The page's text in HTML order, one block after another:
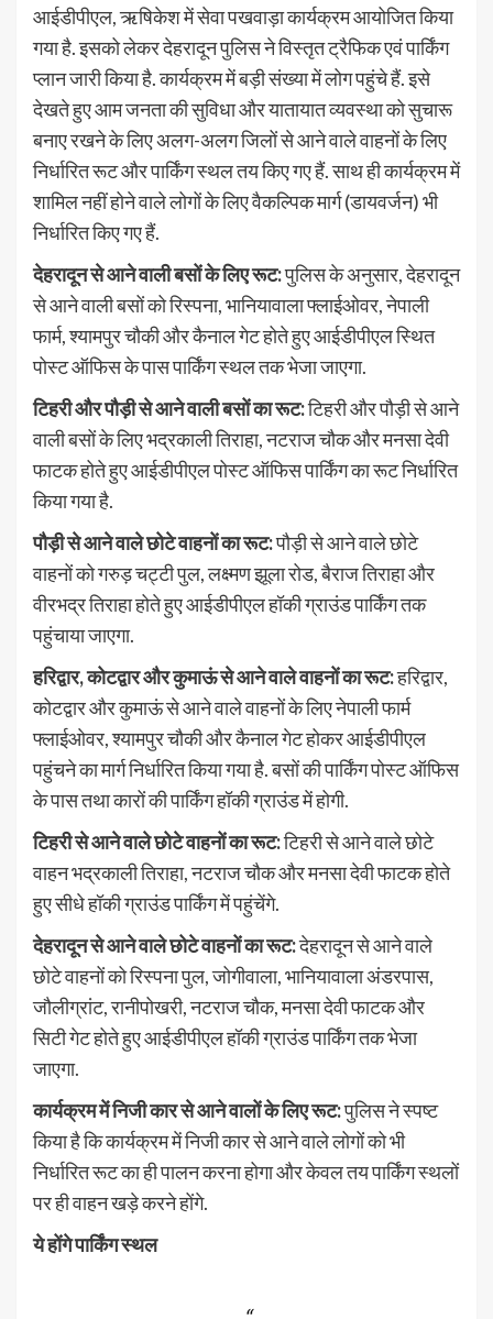
आईडीपीएल, ऋषिकेश में सेवा पखवाड़ा कार्यक्रम आयोजित किया
गया है. इसको लेकर देहरादून पुलिस ने विस्तृत ट्रैफिक एवं पार्किंग
प्लान जारी किया है. कार्यक्रम में बड़ी संख्या में लोग पहुंचे हैं. इसे
देखते हुए आम जनता की सुविधा और यातायात व्यवस्था को सुचारू
बनाए रखने के लिए अलग-अलग जिलों से आने वाले वाहनों के लिए
निर्धारित रूट और पार्किंग स्थल तय किए गए हैं. साथ ही कार्यक्रम में
शामिल नहीं होने वाले लोगों के लिए वैकल्पिक मार्ग (डायवर्जन) भी
निर्धारित किए गए हैं.
देहरादून से आने वाली बसों के लिए रूट:पुलिस के अनुसार, देहरादून
से आने वाली बसों को रिस्पना, भानियावाला फ्लाईओवर, नेपाली
फार्म, श्यामपुर चौकी और कैनाल गेट होते हुए आईडीपीएल स्थित
पोस्ट ऑफिस के पास पार्किंग स्थल तक भेजा जाएगा.
टिहरी और पौड़ी से आने वाली बसों का रूट:टिहरी और पौड़ी से आने
वाली बसों के लिए भद्रकाली तिराहा, नटराज चौक और मनसा देवी
फाटक होते हुए आईडीपीएल पोस्ट ऑफिस पार्किंग का रूट निर्धारित
किया गया है.
पौड़ी से आने वाले छोटे वाहनों का रूट:पौड़ी से आने वाले छोटे
वाहनों को गरुड़ चट्टी पुल, लक्ष्मण झूला रोड, बैराज तिराहा और
वीरभद्र तिराहा होते हुए आईडीपीएल हॉकी ग्राउंड पार्किंग तक
पहुंचाया जाएगा.
हरिद्वार, कोटद्वार और कुमाऊं से आने वाले वाहनों का रूट:हरिद्वार,
कोटद्वार और कुमाऊं से आने वाले वाहनों के लिए नेपाली फार्म
फ्लाईओवर, श्यामपुर चौकी और कैनाल गेट होकर आईडीपीएल
पहुंचने का मार्ग निर्धारित किया गया है. बसों की पार्किंग पोस्ट ऑफिस
के पास तथा कारों की पार्किंग हॉकी ग्राउंड में होगी.
टिहरी से आने वाले छोटे वाहनों का रूट:टिहरी से आने वाले छोटे
वाहन भद्रकाली तिराहा, नटराज चौक और मनसा देवी फाटक होते
हुए सीधे हॉकी ग्राउंड पार्किंग में पहुंचेंगे.
देहरादून से आने वाले छोटे वाहनों का रूट:देहरादून से आने वाले
छोटे वाहनों को रिस्पना पुल, जोगीवाला, भानियावाला अंडरपास,
जौलीग्रांट, रानीपोखरी, नटराज चौक, मनसा देवी फाटक और
सिटी गेट होते हुए आईडीपीएल हॉकी ग्राउंड पार्किंग तक भेजा
जाएगा.
कार्यक्रम में निजी कार से आने वालों के लिए रूट:पुलिस ने स्पष्ट
किया है कि कार्यक्रम में निजी कार से आने वाले लोगों को भी
निर्धारित रूट का ही पालन करना होगा और केवल तय पार्किंग स्थलों
पर ही वाहन खड़े करने होंगे.
ये होंगे पार्किंग स्थल